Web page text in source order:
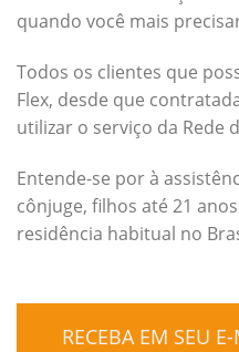
quando você mais
Todos os clientes que
Flex, desde que
utilizar o serviço da Rede
Entende-se por à
cônjuge, filhos até 21
residência habitual no
RECEBA EM SEU